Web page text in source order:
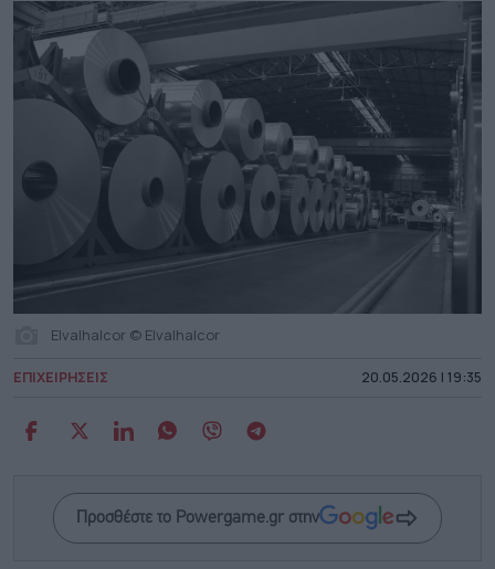
Elvalhalcor © Elvalhalcor
ΕΠΙΧΕΙΡΗΣΕΙΣ 20.05.2026 | 19:35
Προσθέστε το Powergame.gr στην